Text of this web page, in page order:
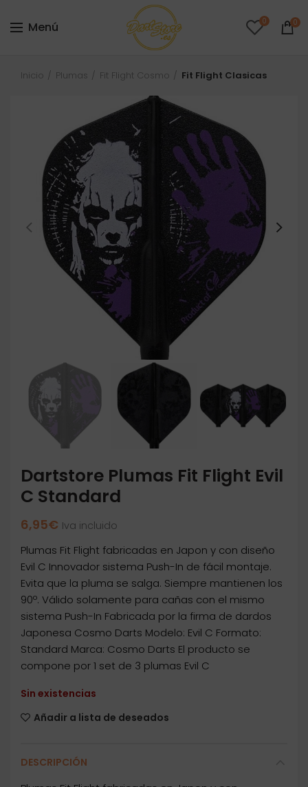
Menú 0 0
Inicio Plumas Fit Flight Cosmo Fit Flight Clasicas
Dartstore Plumas Fit Flight Evil
C Standard
6,95€ Iva incluido
Plumas Fit Flight fabricadas en Japon y con diseño
Evil C Innovador sistema Push-In de fácil montaje.
Evita que la pluma se salga. Siempre mantienen los
90º. Válido solamente para cañas con el mismo
sistema Push-In Fabricada por la firma de dardos
Japonesa Cosmo Darts Modelo: Evil C Formato:
Standard Marca: Cosmo Darts El producto se
compone por 1 set de 3 plumas Evil C
Sin existencias
Añadir a lista de deseados
DESCRIPCIÓN